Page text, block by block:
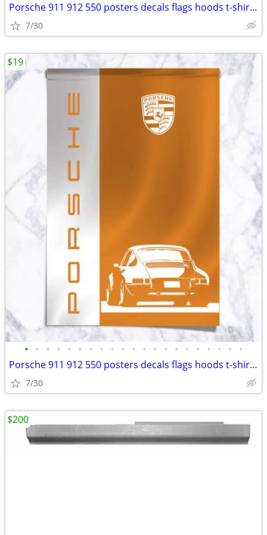
Porsche 911 912 550 posters decals flags hoods t-shirts caps
7/30
• • • • • • • • • • • • • • • • • • • • •
Porsche 911 912 550 posters decals flags hoods t-shirts caps
7/30
$19
$200